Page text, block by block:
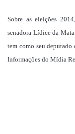
Sobre as eleições
senadora Lídice da
tem como seu
Informações do Mídia